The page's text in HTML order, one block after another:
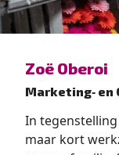
Zoë Oberoi
Marketing‑
In
maar kort